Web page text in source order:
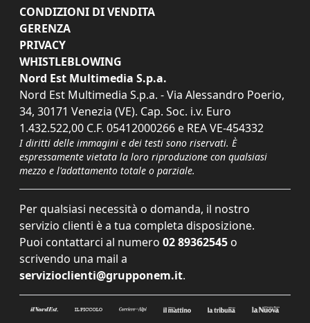
CONDIZIONI DI VENDITA
GERENZA
PRIVACY
WHISTLEBLOWING
Nord Est Multimedia S.p.a.
Nord Est Multimedia S.p.a. - Via Alessandro Poerio,
34, 30171 Venezia (VE). Cap. Soc. i.v. Euro
1.432.522,00 C.F. 05412000266 e REA VE-454332
I diritti delle immagini e dei testi sono riservati. È
espressamente vietata la loro riproduzione con qualsiasi
mezzo e l'adattamento totale o parziale.
Per qualsiasi necessità o domanda, il nostro
servizio clienti è a tua completa disposizione.
Puoi contattarci al numero 02 89362545 o
scrivendo una mail a
servizioclienti@grupponem.it.